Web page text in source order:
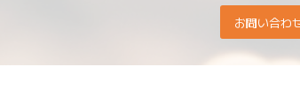
お問い合わ